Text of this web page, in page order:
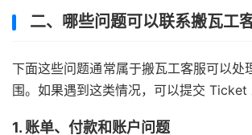
二、哪些问题可以联系搬瓦工
下面这些问题通常属于搬瓦工客服可以处
围。如果遇到这类情况，可以提交 Ticket
1. 账单、付款和账户问题